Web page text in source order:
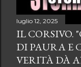
luglio 12, 2025
IL CORSIVO.
DI PAURA E
VERITÀ DÀ